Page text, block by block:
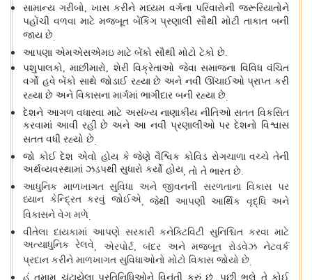
સામાન્ય ગરીબો, ખાસ કરીને મધ્યમ વર્ગના પરિવારોની જરૂરિયાતોને
પહોંચી વળવા માટે મજબૂત બેંકિંગ પ્રણાલી સૌથી મોટી તાકાત બની
જાય છે.
આપણા એમએસએમઇ માટે બેંકો સૌથી મોટો ટેકો છે.
પશુપાલકો,માછીમારો, શેરી વિક્રેતાઓ જેવા સમાજના વિવિધ વંચિત
વર્ગો હવે બેંકો સાથે જોડાઈ રહ્યા છે અને નવી ઊંચાઈઓ પ્રાપ્ત કરી
રહ્યા છે અને વિકાસના માર્ગમાં ભાગીદાર બની રહ્યા છે.
દેશને આગળ વધારવા માટે અસંખ્ય નાણાકીય નીતિઓ સતત વિકસિત
કરવામાં આવી રહી છે અને આ નવી પ્રણાલીઓ પર દેશનો વિશ્વાસ
સતત વધી રહ્યો છે.
જો કોઈ દેશ એવો હોય કે જેણે વૈશ્વિક કોવિડ રોગચાળા વચ્ચે તેની
અર્થવ્યવસ્થામાં ઝડપથી સુધારો કર્યો હોય, તો તે ભારત છે.
આધુનિક માળખાગત સુવિધા અને જીવનની સરળતાના વિકાસ પર
ધ્યાન કેન્દ્રિત કરવું જોઈએ, જેથી આપણી આર્થિક વૃદ્ધિ અને
વિકાસને વેગ મળે.
વીતેલા દાયકામાં આપણે સરકારી કનેક્ટિવિટી સુનિશ્ચિત કરવા માટે
અત્યાધુનિક રેલવે, એરપોર્ટ,બંદર અને મજબૂત રોડવેઝ નેટવર્ક
પ્રદાન કરીને માળખાગત સુવિધાઓનો મોટો વિકાસ જોયો છે.
હું તમામ ચૂંટાયેલા પ્રતિનિધિઓને વિનંતી કરું છું,પછી ભલે તે કોઈ